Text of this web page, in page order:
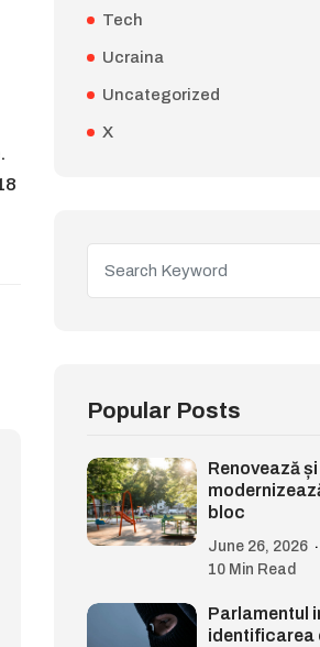
Tech
Ucraina
Uncategorized
X
Popular Posts
Renovează și
bloc
June 26, 2026
10 Min Read
Parlamentul
identificarea